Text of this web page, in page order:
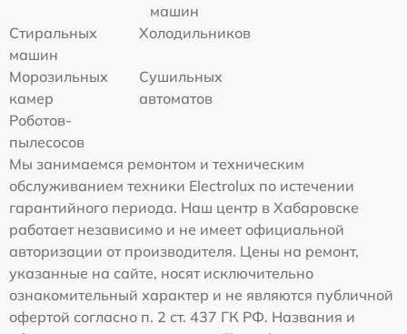
машин
Стиральных
машин
Холодильников
Морозильных
камер
Сушильных
автоматов
Роботов-
пылесосов
Мы занимаемся ремонтом и техническим
обслуживанием техники Electrolux по истечении
гарантийного периода. Наш центр в Хабаровске
работает независимо и не имеет официальной
авторизации от производителя. Цены на ремонт,
указанные на сайте, носят исключительно
ознакомительный характер и не являются публичной
офертой согласно п. 2 ст. 437 ГК РФ. Названия и